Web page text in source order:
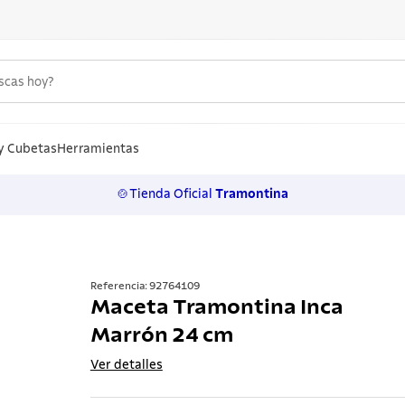
Cubetas Herramientas
🍲Tienda Oficial Tramontina
Referencia:92764109
Maceta Tramontina Inca
Marrón 24 cm
Ver detalles